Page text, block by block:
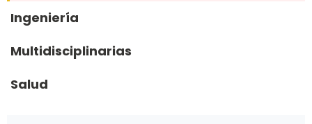
Ingeniería
Multidisciplinarias
Salud